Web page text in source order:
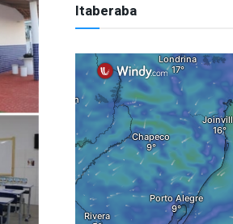
Itaberaba